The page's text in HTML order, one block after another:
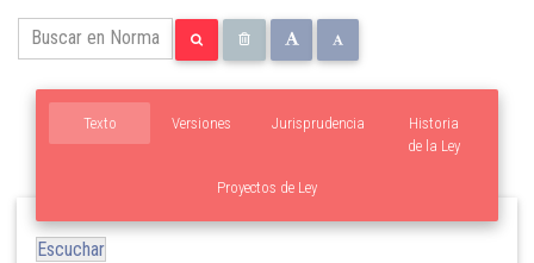
Texto Versiones Jurisprudencia
Proyectos de Ley
Historia
de la Ley
Escuchar